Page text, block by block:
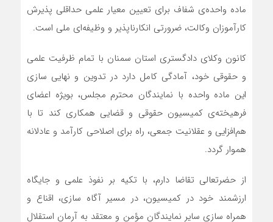
ماده واحده‌ی شفاف برای تعیین معیار علمی حداقلی پذیرش
کارآموزان وکالت، ضرورتی انکارناپذیر و وظیفه‌ای ملی است.
کانون وکلای دادگستری استان سمنان با تمام ظرفیت علمی
و حقوقی خود، آمادگی کامل دارد در تدوین و نهایی ‌سازی
این ماده واحده با نمایندگان محترم مجلس، بویژه اعضای
فرهیخته‌ی کمیسیون حقوقی و قضایی همکاری کند تا با
هم‌افزایی و عقلانیت جمعی، راه برای اصلاحی کارآمد و عادلانه
هموار گردد.
از حضرتعالی تقاضا دارم، با تکیه بر نفوذ علمی و جایگاه
ارزشمند خود در کمیسیون، در مسیر آگاه‌ سازی، اقناع و
همراه‌ سازی سایر نمایندگان مؤمن و معتقد به آرمان استقلال